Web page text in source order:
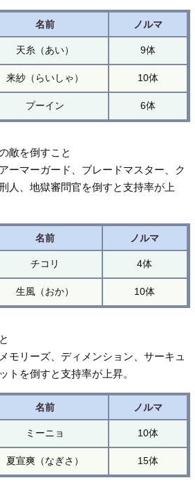
名前 ノルマ
天糸（あい） 9体
来紗（らいしゃ） 10体
プーイン 6体
敵を倒すこと
ーマーガード、ブレードマスター、ク
人、地獄審問官を倒すと支持率が上
名前 ノルマ
チコリ 4体
生風（おか） 10体
モリーズ、ディメンション、サーキュ
トを倒すと支持率が上昇。
名前 ノルマ
ミーニョ 10体
夏宣爽（なぎさ） 15体